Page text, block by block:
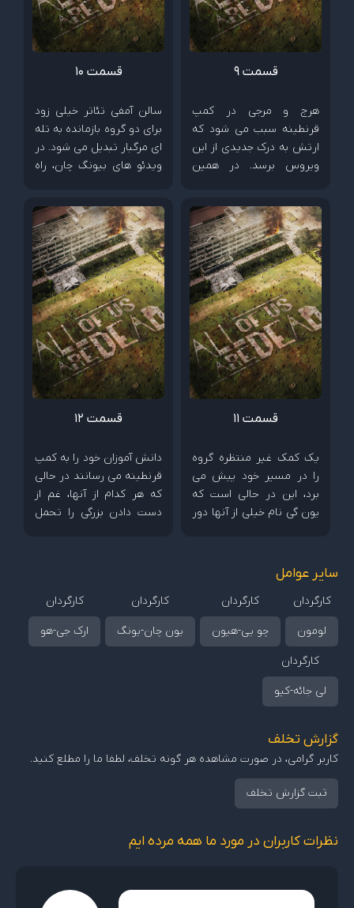
قسمت ۹
هرج و مرجی در کمپ
قرنطینه سبب می شود که
ارتش به درک جدیدی از این
ویروس برسد. در همین
می دهد که به مسیر خود
ادامه دهد و...
قسمت ۱۰
سالن آمفی تئاتر خیلی زود
برای دو گروه بازمانده به تله
ای مرگبار تبدیل می شود. در
ویدئو های بیونگ چان، راه
قسمت ۱۱
یک کمک غیر منتظره گروه
را در مسیر خود پیش می
برد، این در حالی است که
یون گی نام خیلی از آنها دور
تصمیم سختی بگیرد و...
قسمت ۱۲
دانش آموزان خود را به کمپ
قرنطینه می رسانند در حالی
که هر کدام از آنها، غم از
دست دادن بزرگی را تحمل
سایر عوامل
کارگردان
لومون
کارگردان
چو یی-هیون
کارگردان
یون چان-یونگ
کارگردان
ارک جی-هو
کارگردان
لی جائه-کیو
گزارش تخلف
کاربر گرامی، در صورت مشاهده هر گونه تخلف، لطفا ما را مطلع کنید.
ثبت گزارش تخلف
نظرات کاربران در مورد ما همه مرده ایم